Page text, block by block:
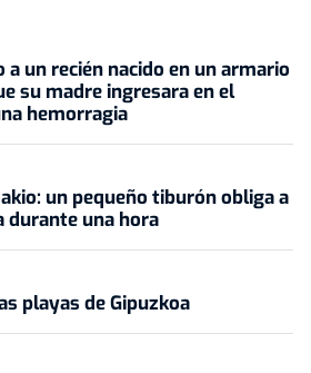
un recién nacido en un armario
su madre ingresara en el
hemorragia
un pequeño tiburón obliga a
durante una hora
playas de Gipuzkoa